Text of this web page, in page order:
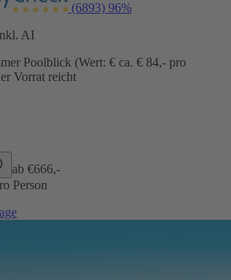
(6893) 96%
AI
Poolblick (Wert: € ca. € 84,- pro
Vorrat reicht
ab €666,-
Person